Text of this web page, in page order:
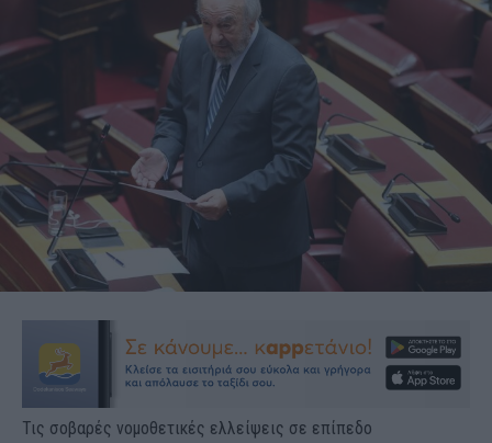
Τις σοβαρές νομοθετικές ελλείψεις σε επίπεδο